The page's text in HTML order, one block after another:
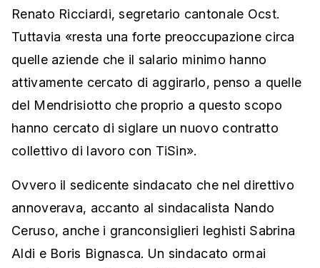
Renato Ricciardi, segretario cantonale Ocst.
Tuttavia «resta una forte preoccupazione circa
quelle aziende che il salario minimo hanno
attivamente cercato di aggirarlo, penso a quelle
del Mendrisiotto che proprio a questo scopo
hanno cercato di siglare un nuovo contratto
collettivo di lavoro con TiSin».
Ovvero il sedicente sindacato che nel direttivo
annoverava, accanto al sindacalista Nando
Ceruso, anche i granconsiglieri leghisti Sabrina
Aldi e Boris Bignasca. Un sindacato ormai